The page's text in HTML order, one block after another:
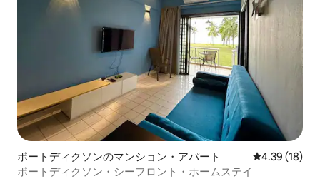
ポートディクソンのマンション・アパート レビュー18
4.39 (18)
ポートディクソン・シーフロント・ホームステイ